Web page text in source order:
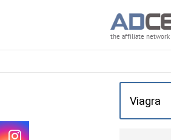
the affiliate network